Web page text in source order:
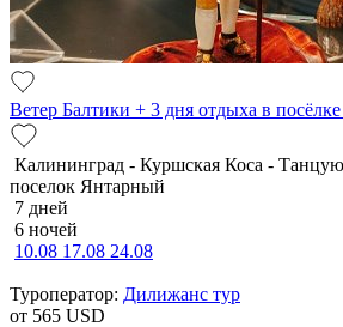
Ветер Балтики + 3 дня отдыха в
Калининград - Куршская Коса -
поселок Янтарный
7 дней
6 ночей
10.08 17.08 24.08
Туроператор: Дилижанс тур
от 565 USD